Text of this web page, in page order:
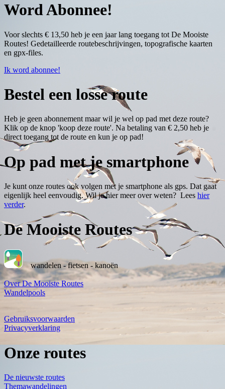
Word Abonnee!
Voor slechts € 13,50 heb je een jaar lang toegang tot De Mooiste
Routes! Gedetailleerde routebeschrijvingen, topografische kaarten
en gpx-files.
Ik word abonnee!
Bestel een losse route
Heb je geen abonnement maar wil je wel op pad met deze route?
Klik op de knop 'koop deze route'. Na betaling van € 2,50 heb je
direct toegang tot de route en kun je op pad!
Op pad met je smartphone
Je kunt onze routes ook volgen met je smartphone als gps. Dat gaat
eigenlijk heel eenvoudig. Wil je hier meer over weten? Lees hier
verder.
De Mooiste Routes
wandelen - fietsen - kanoën
Over De Mooiste Routes
Wandelpools
Gebruiksvoorwaarden
Privacyverklaring
Onze routes
De nieuwste routes
Themawandelingen